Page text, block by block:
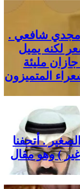
مجدي شافعي .
لكنه يميل
مليئة
المتميزون
. أتحفنا
) وهو مقال